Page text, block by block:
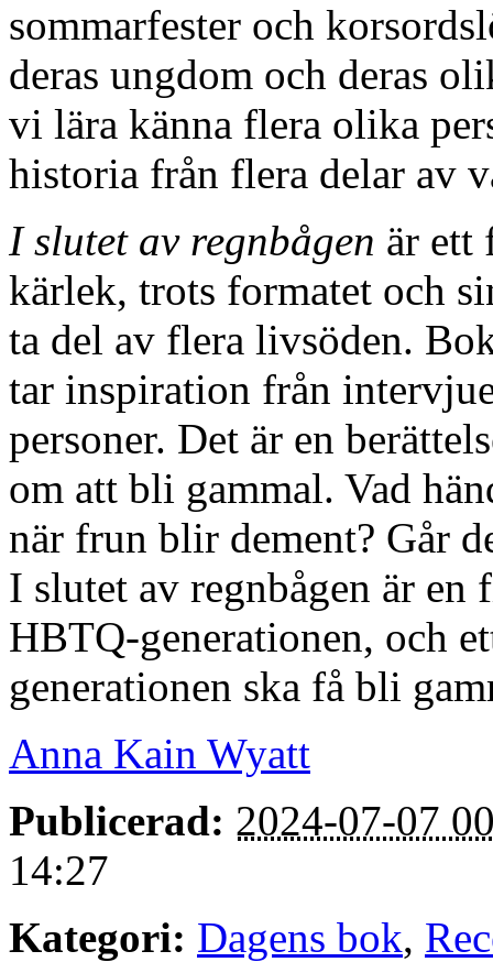
sommarfester och
deras ungdom och deras
vi lära känna flera olika
historia från flera delar av
I slutet av regnbågen är ett
kärlek, trots formatet och
ta del av flera livsöden.
tar inspiration från
personer. Det är en
om att bli gammal. Vad
när frun blir dement? Går
I slutet av regnbågen är
HBTQ-generationen, och
generationen ska få bli
Anna Kain Wyatt
Publicerad: 2024-07-07
14:27
Kategori: Dagens bok,